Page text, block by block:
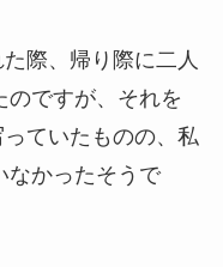
際、帰り際に二人
のですが、それを
ていたものの、私
なかったそうで